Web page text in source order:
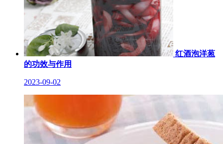
红酒泡洋葱
的功效与作用
2023-09-02